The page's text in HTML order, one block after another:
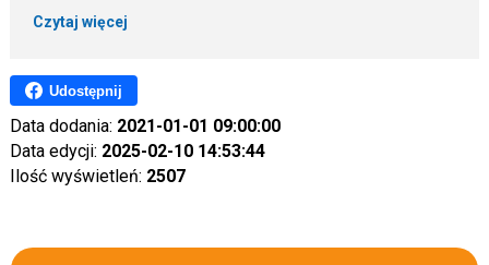
Czytaj więcej
Udostępnij
Data dodania: 2021-01-01 09:00:00
Data edycji: 2025-02-10 14:53:44
Ilość wyświetleń: 2507